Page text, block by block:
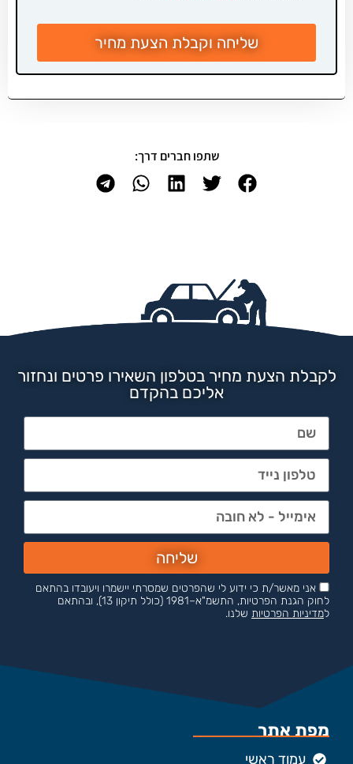
שליחה וקבלת הצעת מחיר
שתפו חברים דרך:
לקבלת הצעת מחיר בטלפון השאירו פרטים ונחזור
אליכם בהקדם
אני מאשר/ת כי ידוע לי שהפרטים שמסרתי יישמרו ויעובדו בהתאם
לחוק הגנת הפרטיות, התשמ"א–1981 (כולל תיקון 13), ובהתאם
למדיניות הפרטיות שלנו.
שליחה
מפת אתר
עמוד ראשי